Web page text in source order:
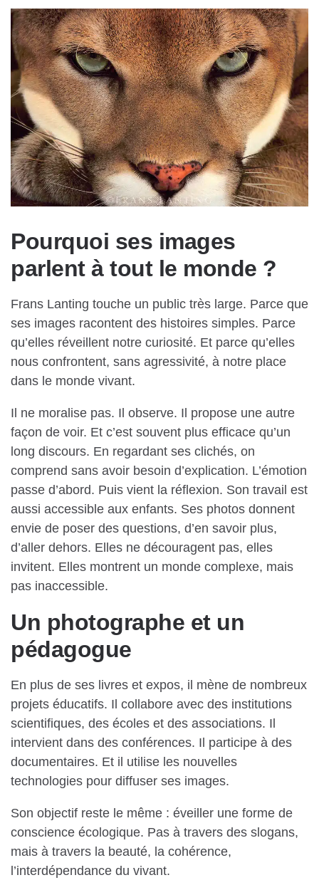
Pourquoi ses images
parlent à tout le monde ?
Frans Lanting touche un public très large. Parce que
ses images racontent des histoires simples. Parce
qu’elles réveillent notre curiosité. Et parce qu’elles
nous confrontent, sans agressivité, à notre place
dans le monde vivant.
Il ne moralise pas. Il observe. Il propose une autre
façon de voir. Et c’est souvent plus efficace qu’un
long discours. En regardant ses clichés, on
comprend sans avoir besoin d’explication. L’émotion
passe d’abord. Puis vient la réflexion. Son travail est
aussi accessible aux enfants. Ses photos donnent
envie de poser des questions, d’en savoir plus,
d’aller dehors. Elles ne découragent pas, elles
invitent. Elles montrent un monde complexe, mais
pas inaccessible.
Un photographe et un
pédagogue
En plus de ses livres et expos, il mène de nombreux
projets éducatifs. Il collabore avec des institutions
scientifiques, des écoles et des associations. Il
intervient dans des conférences. Il participe à des
documentaires. Et il utilise les nouvelles
technologies pour diffuser ses images.
Son objectif reste le même : éveiller une forme de
conscience écologique. Pas à travers des slogans,
mais à travers la beauté, la cohérence,
l’interdépendance du vivant.